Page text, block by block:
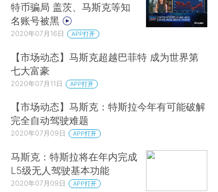
特币骗局 盖茨、马斯克等知
名账号被黑
2020年07月16日 APP打开
【市场动态】马斯克超越巴菲特 成为世界第
七大富豪
2020年07月11日 APP打开
【市场动态】马斯克：特斯拉今年有可能破解
完全自动驾驶难题
2020年07月09日 APP打开
马斯克：特斯拉将在年内完成
L5级无人驾驶基本功能
2020年07月09日 APP打开